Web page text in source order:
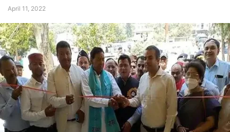
April 11, 2022